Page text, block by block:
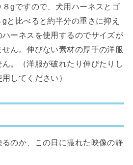
８gですので、犬用ハーネスとゴ
と比べると約半分の重さに抑え
ーネスを使用するのでサイズが
ん。伸びない素材の厚手の洋服
。（洋服が破れたり伸びたりし
してください）
のか、この日に撮れた映像の静